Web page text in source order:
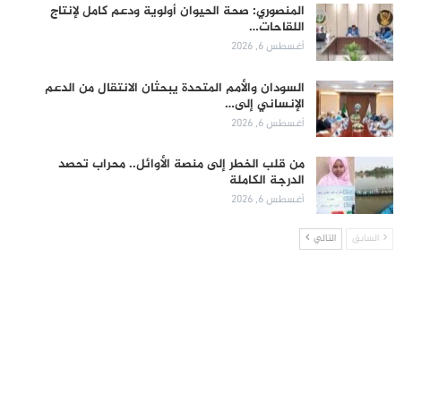
المنصوري: صحة الحيوان أولوية ودعم كامل لإنتاج
اللقاحات…
أغسطس 6, 2026
السودان والأمم المتحدة يبحثان الانتقال من الدعم
الإنساني إلى…
أغسطس 6, 2026
من قلب الخطر إلى منصة الأوائل.. محراب تحصد
الدرجة الكاملة
أغسطس 6, 2026
السابق التالي